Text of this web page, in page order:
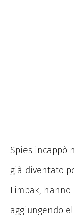
Spies incappò
già diventato
Limbak,
aggiungendo